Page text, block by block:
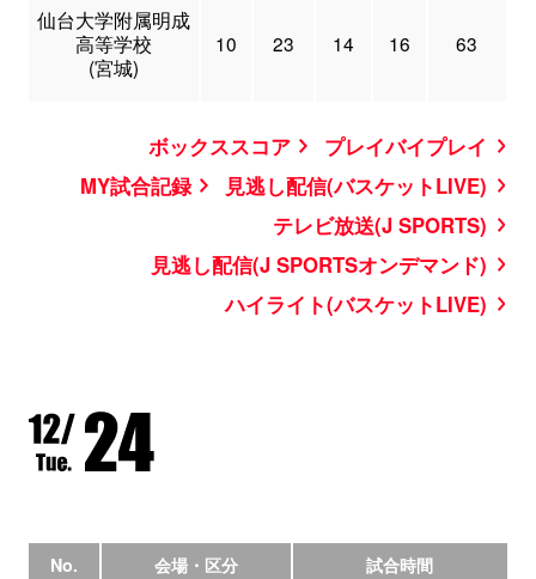
仙台大学附属明成
高等学校
(宮城)
10 23 14 16 63
ボックススコア
プレイバイプレイ
MY試合記録
見逃し配信(バスケットLIVE)
テレビ放送(J SPORTS)
見逃し配信(J SPORTSオンデマンド)
ハイライト(バスケットLIVE)
No. 会場・区分 試合時間